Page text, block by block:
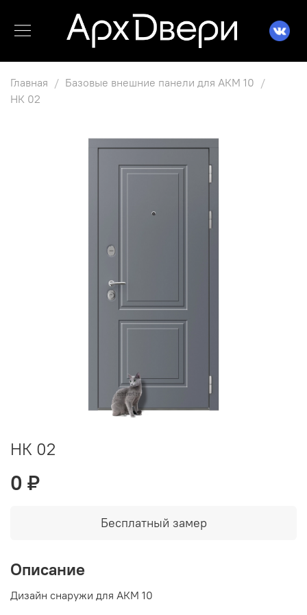
Главная
Базовые внешние панели для АКМ 10
НК 02
НК 02
0 ₽
Бесплатный замер
Описание
Дизайн снаружи для АКМ 10